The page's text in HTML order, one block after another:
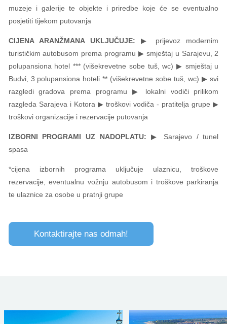
muzeje i galerije te objekte i priredbe koje će se eventualno
posjetiti tijekom putovanja
CIJENA ARANŽMANA UKLJUČUJE: ▶ prijevoz modernim
turističkim autobusom prema programu ▶ smještaj u Sarajevu, 2
polupansiona hotel *** (višekrevetne sobe tuš, wc) ▶ smještaj u
Budvi, 3 polupansiona hoteli ** (višekrevetne sobe tuš, wc) ▶ svi
razgledi gradova prema programu ▶ lokalni vodiči prilikom
razgleda Sarajeva i Kotora ▶ troškovi vodiča - pratitelja grupe ▶
troškovi organizacije i rezervacije putovanja
IZBORNI PROGRAMI UZ NADOPLATU: ▶ Sarajevo / tunel
spasa
*cijena izbornih programa uključuje ulaznicu, troškove
rezervacije, eventualnu vožnju autobusom i troškove parkiranja
te ulaznice za osobe u pratnji grupe
Kontaktirajte nas odmah!